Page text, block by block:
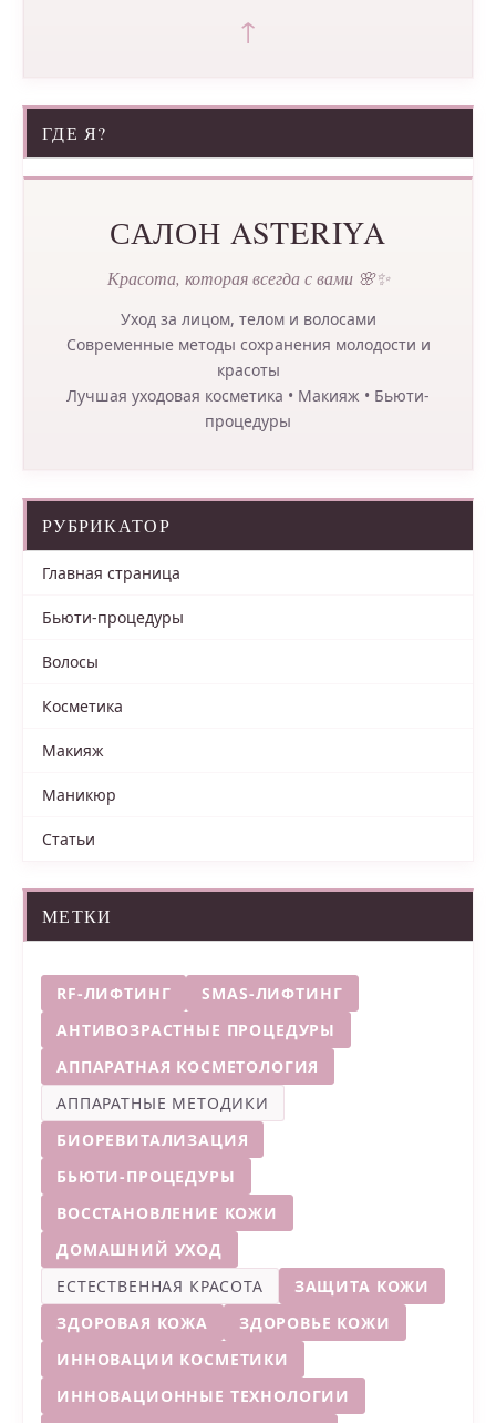
↑
ГДЕ Я?
САЛОН ASTERIYA
Красота, которая всегда с вами 🌸✨
Уход за лицом, телом и волосами
Современные методы сохранения молодости и
красоты
Лучшая уходовая косметика • Макияж • Бьюти-
процедуры
РУБРИКАТОР
Главная страница
Бьюти-процедуры
Волосы
Косметика
Макияж
Маникюр
Статьи
МЕТКИ
RF-ЛИФТИНГ
SMAS-ЛИФТИНГ
АНТИВОЗРАСТНЫЕ ПРОЦЕДУРЫ
АППАРАТНАЯ КОСМЕТОЛОГИЯ
АППАРАТНЫЕ МЕТОДИКИ
БИОРЕВИТАЛИЗАЦИЯ
БЬЮТИ-ПРОЦЕДУРЫ
ВОССТАНОВЛЕНИЕ КОЖИ
ДОМАШНИЙ УХОД
ЕСТЕСТВЕННАЯ КРАСОТА
ЗАЩИТА КОЖИ
ЗДОРОВАЯ КОЖА
ЗДОРОВЬЕ КОЖИ
ИННОВАЦИИ КОСМЕТИКИ
ИННОВАЦИОННЫЕ ТЕХНОЛОГИИ